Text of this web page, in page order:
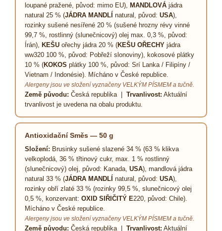
loupané pražené, původ: mimo EU), MANDLOVÁjádra
natural 25 % (JÁDRA MANDLÍ natural, původ: USA),
rozinky sušené nesířené 20 % (sušené hrozny révy vinné
99,7 %, rostlinný (slunečnicový) olej max. 0,3 %, původ:
Írán), KEŠUořechy jádra 20 % (KEŠU OŘECHYjádra
ww320 100 %, původ: Pobřeží slonoviny), kokosové plátky
10 % (KOKOS plátky 100 %, původ: Srí Lanka / Filipíny /
Vietnam / Indonésie). Mícháno v České republice.
Alergeny jsou ve složení vyznačeny VELKÝM PÍSMEM a tučně.
Země původu: Česká republika | Trvanlivost: Aktuální
trvanlivost je uvedena na obalu produktu.
Antioxidační Směs — 50 g
Složení: Brusinky sušené slazené 34 % (63 % klikva
velkoplodá, 36 % třtinový cukr, max. 1 % rostlinný
(slunečnicový) olej, původ: Kanada, USA), mandlová jádra
natural 33 % (JÁDRA MANDLÍ natural, původ: USA),
rozinky obří zlaté 33 % (rozinky 99,5 %, slunečnicový olej
0,5 %, konzervant: OXID SIŘIČITÝ E220, původ: Chile).
Mícháno v České republice.
Alergeny jsou ve složení vyznačeny VELKÝM PÍSMEM a tučně.
Země původu: Česká republika | Trvanlivost: Aktuální